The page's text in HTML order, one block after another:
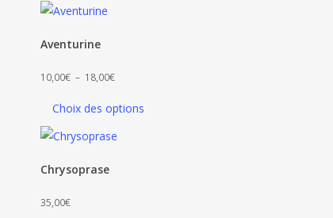
Choix des options
Aventurine
10,00€ – 18,00€Plage
prix :
10,00€
Chrysoprase
35,00€